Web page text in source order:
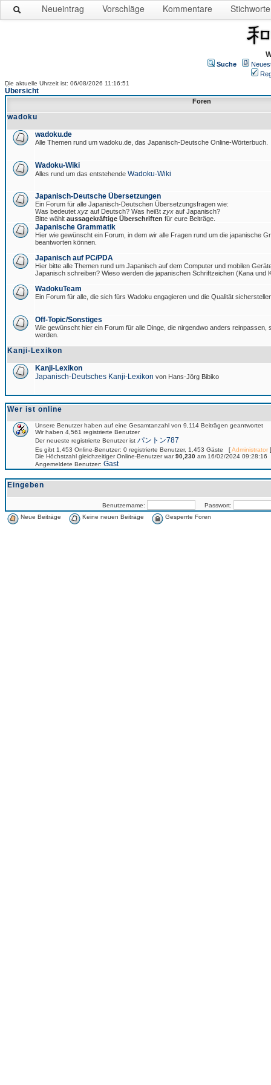
Neueintrag Vorschläge Kommentare Stichworte
Suche
Die aktuelle Uhrzeit ist: 06/08/2026 11:16:51
Übersicht
Foren
wadoku
wadoku.de
Alle Themen rund um wadoku.de, das Japanisch-Deutsche Online-Wörterbuch.
Wadoku-Wiki
Alles rund um das entstehende Wadoku-Wiki
Japanisch-Deutsche Übersetzungen
Ein Forum für alle Japanisch-Deutschen Übersetzungsfragen wie:
Was bedeutet xyz auf Deutsch? Was heißt zyx auf Japanisch?
Bitte wählt aussagekräftige Überschriften für eure Beiträge.
Japanische Grammatik
Hier wie gewünscht ein Forum, in dem wir alle Fragen rund um die japanische
beantworten können.
Japanisch auf PC/PDA
Hier bitte alle Themen rund um Japanisch auf dem Computer und mobilen
Japanisch schreiben? Wieso werden die japanischen Schriftzeichen (Kana und
WadokuTeam
Ein Forum für alle, die sich fürs Wadoku engagieren und die Qualität
Off-Topic/Sonstiges
Wie gewünscht hier ein Forum für alle Dinge, die nirgendwo anders reinpassen,
werden.
Kanji-Lexikon
Kanji-Lexikon
Japanisch-Deutsches Kanji-Lexikon von Hans-Jörg Bibiko
Wer ist online
Unsere Benutzer haben auf eine Gesamtanzahl von 9,114 Beiträgen geantwortet
Wir haben 4,561 registrierte Benutzer
Der neueste registrierte Benutzer ist パントン787
Es gibt 1,453 Online-Benutzer: 0 registrierte Benutzer, 1,453 Gäste [Administrator
Die Höchstzahl gleichzeitiger Online-Benutzer war90,230 am 16/02/2024 09:28:16
Angemeldete Benutzer: Gast
Eingeben
Benutzername:
Passwort:
Neue Beiträge
Keine neuen Beiträge Gesperrte Foren